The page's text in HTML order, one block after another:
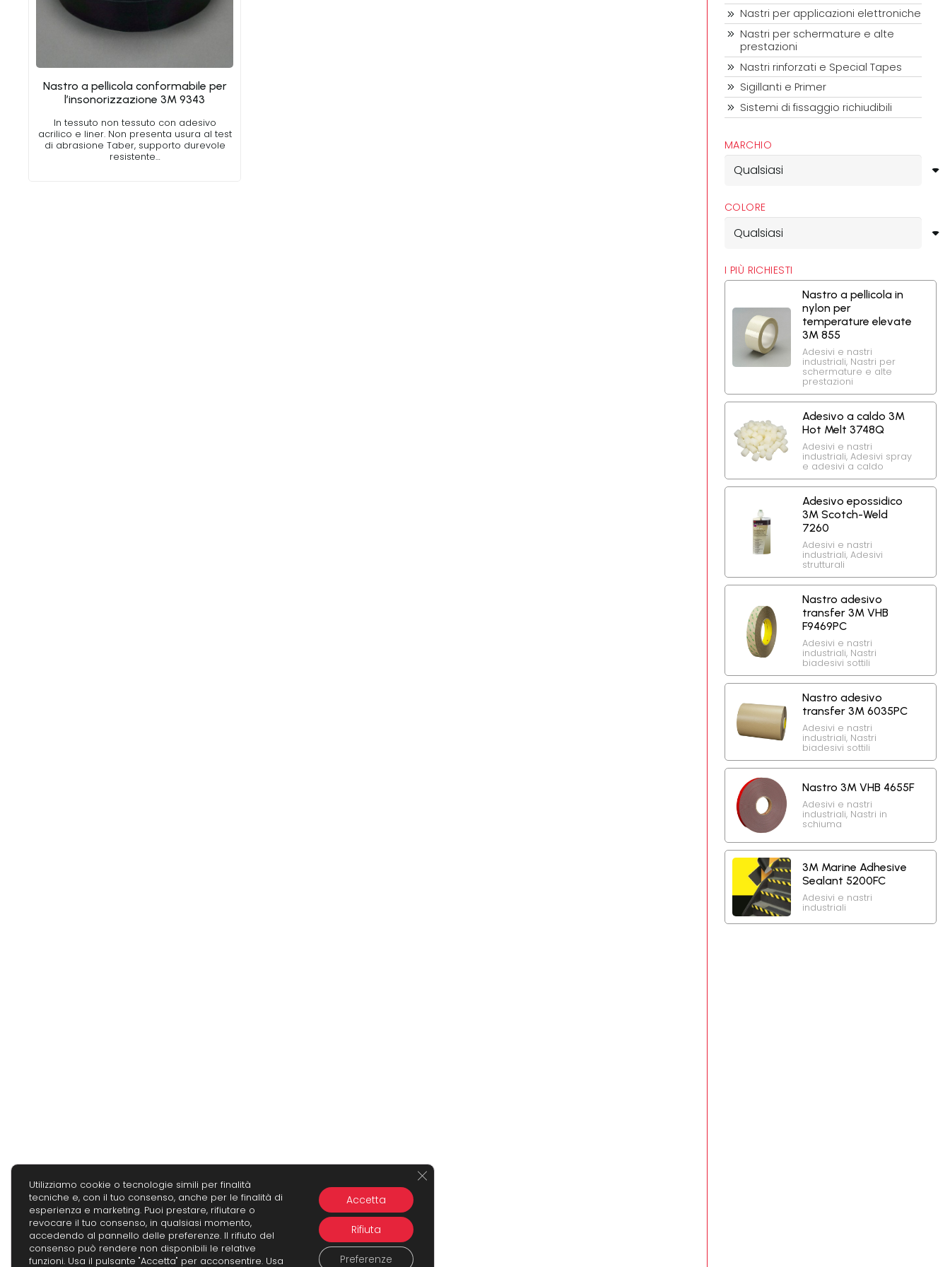
Nastro a pellicola conformabile per
l’insonorizzazione 3M 9343
In tessuto non tessuto con adesivo
acrilico e liner. Non presenta usura al test
di abrasione Taber, supporto durevole
resistente…
Nastri per applicazioni elettroniche
Nastri per schermature e alte
prestazioni
Nastri rinforzati e Special Tapes
Sigillanti e Primer
Sistemi di fissaggio richiudibili
MARCHIO
COLORE
I PIÙ RICHIESTI
Nastro a pellicola in
nylon per
temperature elevate
3M 855
Adesivi e nastri
industriali, Nastri per
schermature e alte
prestazioni
Adesivo a caldo 3M
Hot Melt 3748Q
Adesivi e nastri
industriali,Adesivi spray
e adesivi a caldo
Adesivo epossidico
3M Scotch-Weld
7260
Adesivi e nastri
industriali,Adesivi
strutturali
Nastro adesivo
transfer 3M VHB
F9469PC
Adesivi e nastri
industriali, Nastri
biadesivi sottili
Nastro adesivo
transfer 3M 6035PC
Adesivi e nastri
industriali, Nastri
biadesivi sottili
Nastro 3M VHB 4655F
Adesivi e nastri
industriali, Nastri in
schiuma
3M Marine Adhesive
Sealant 5200FC
Adesivi e nastri
industriali
Utilizziamo cookie o tecnologie simili per finalità
tecniche e, con il tuo consenso, anche per le finalità di
esperienza e marketing. Puoi prestare, rifiutare o
revocare il tuo consenso, in qualsiasi momento,
accedendo al pannello delle preferenze. Il rifiuto del
consenso può rendere non disponibili le relative
funzioni. Usa il pulsante "Accetta" per acconsentire. Usa
Accetta
Rifiuta
Preferenze
Close GDPR Cookie Banner